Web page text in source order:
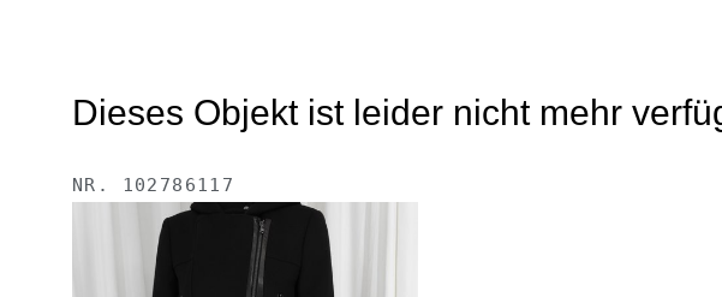
Dieses Objekt ist leider nicht mehr
NR. 102786117